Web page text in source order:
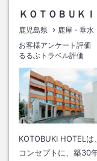
ＫＯＴＯＢＵＫ
鹿児島県 鹿屋・垂水
お客様アンケート評価
るるぶトラベル評価
KOTOBUKI HOTEL
コンセプトに、築30